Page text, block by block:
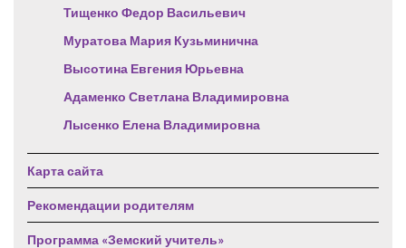
Тищенко Федор Васильевич
Муратова Мария Кузьминична
Высотина Евгения Юрьевна
Адаменко Светлана Владимировна
Лысенко Елена Владимировна
Карта сайта
Рекомендации родителям
Программа «Земский учитель»